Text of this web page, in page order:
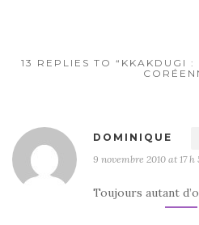
13 REPLIES TO “KKAKDUGI
DOMINIQUE
9 novembre 2010 at 17
Toujours autant